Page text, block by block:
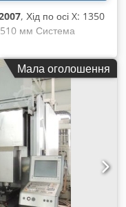
, Хід по осі X: 1350
510 мм Система
споживана
5 т CNC-
DMC 1035 V Рік
TNC 530
Dfe Agfsf Z: 510 мм
тримачі не
10 000 об/хв
не входять до
Мала оголошення